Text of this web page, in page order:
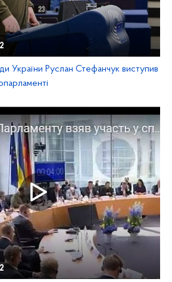
України Руслан Стефанчук виступив